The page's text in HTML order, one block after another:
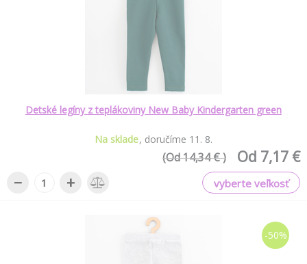
Detské legíny z teplákoviny New Baby Kindergarten green
Na sklade doručíme 11 . 8.
Od 7,17 €
(Od 14,34 € )
− + vyberte veľkosť
-50%